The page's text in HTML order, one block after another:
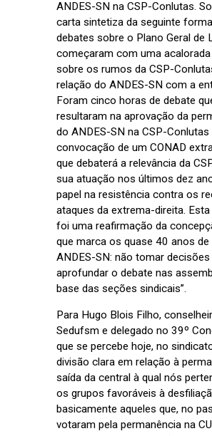
ANDES-SN na CSP-Conlutas.
carta sintetiza da seguinte
debates sobre o Plano Geral de
começaram com uma
sobre os rumos da CSP-
relação do ANDES-SN com a
Foram cinco horas de debate
resultaram na aprovação da
do ANDES-SN na CSP-Conlutas
convocação de um CONAD
que debaterá a relevância da
sua atuação nos últimos dez
papel na resistência contra os
ataques da extrema-direita.
foi uma reafirmação da
que marca os quase 40 anos
ANDES-SN: não tomar
aprofundar o debate nas
base das seções sindicais”.
Para Hugo Blois Filho,
Sedufsm e delegado no 39º
que se percebe hoje, no
divisão clara em relação à
saída da central à qual nós
os grupos favoráveis à
basicamente aqueles que, no
votaram pela permanência na